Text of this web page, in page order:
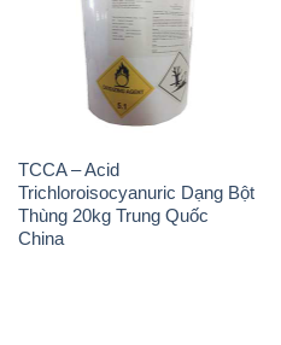
TCCA – Acid
Trichloroisocyanuric Dạng Bột
Thùng 20kg Trung Quốc
China